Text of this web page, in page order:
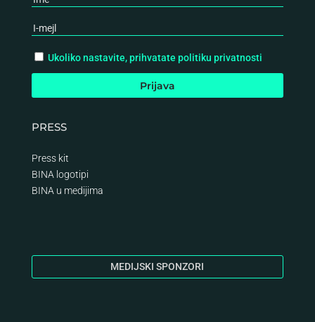
Ukoliko nastavite, prihvatate politiku privatnosti
PRESS
Press kit
BINA logotipi
BINA u medijima
MEDIJSKI SPONZORI